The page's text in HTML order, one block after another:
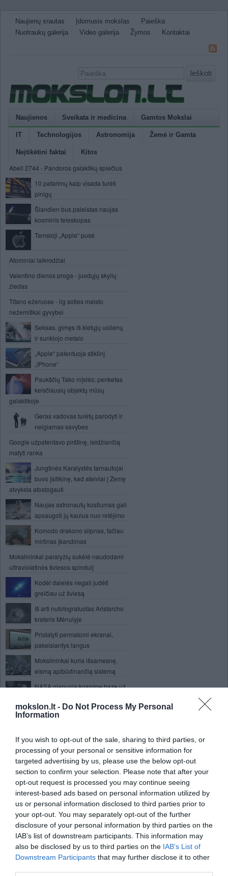
mokslon.lt - Do Not Process My Personal
Information
If you wish to opt-out of the sale, sharing to third parties, or
processing of your personal or sensitive information for
targeted advertising by us, please use the below opt-out
section to confirm your selection. Please note that after your
opt-out request is processed you may continue seeing
interest-based ads based on personal information utilized by
us or personal information disclosed to third parties prior to
your opt-out. You may separately opt-out of the further
disclosure of your personal information by third parties on the
IAB’s list of downstream participants. This information may
also be disclosed by us to third parties on the IAB’s List of
Downstream Participants that may further disclose it to other
Naujienų srautas Įdomusis mokslas
Paieška
Nuotraukų galerija
Video galerija Žymos Kontaktai
Ieškoti
Naujienos Sveikata ir medicina Gamtos Mokslai
IT Technologijos Astronomija Žemė ir Gamta
Neįtikėtini faktai Kitos
Abell 2744 - Pandoros galaktikų spiečius
10 patarimų kaip visada turėti
pinigų
Šiandien bus paleistas naujas
kosminis teleskopas
Tamsioji „Apple“ pusė
Atominiai laikrodžiai
Valentino dienos proga - juodųjų skylių
žiedas
Titano ežeruose - lig soties maisto
nežemiškai gyvybei
Seksas, gimęs iš kietųjų uolienų
ir sunkiojo metalo
„Apple“ patentuoja stiklinį
„iPhone“
Paukščių Tako mįslės: penketas
keisčiausių objektų mūsų
galaktikoje
Geras vadovas turėtų parodyti ir
neigiamas savybes
Google užpatentavo pirštinę, leidžiančią
matyti ranka
Jungtinės Karalystės tarnautojai
buvo įsitikinę, kad ateiviai į Žemę
atvyksta atostogauti
Naujas astronautų kostiumas gali
apsaugoti jų kaulus nuo retėjimo
Komodo drakono silpnas, tačiau
mirtinas įkandimas
Mokslininkai paralyžių sukėlė naudodami
ultravioletinės šviesos spindulį
Kodėl dalelės negali judėti
greičiau už šviesą
Iš arti nufotografuotas Aristarcho
krateris Mėnulyje
Pristatyti permatomi ekranai,
pakeisiantys langus
Mokslininkai kuria išsamesnę,
eismą apibūdinančią sistemą
NASA planuoja kosminę bazę už
Mokymasis gyventi Mėnulyje
Mokslininkai tiriantys raudono
vyno naudą, apkaltinti
informacijos klastojimu
Atsistatanti plėvelė „Toray“
apsaugos telefonus nuo įbrėžimų
Vaistai stabdantys ŽIV plitimą sukelia
Interneto era gali grąžinti mus į akmens
amžiaus santykius
Tokijuje pastebėta smarkiai
padidėjusi radiacija